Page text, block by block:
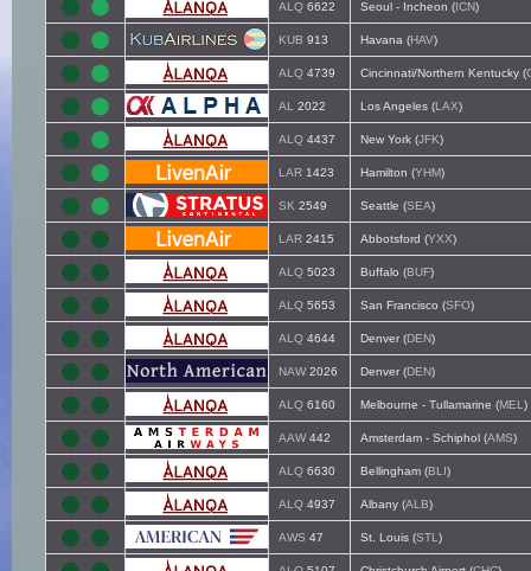
ALQ 6622 Seoul - Incheon (ICN)
KUB 913 Havana (HAV)
ALQ 4739 Cincinnati/Northern Kentucky (
AL 2022 Los Angeles (LAX)
ALQ 4437 New York (JFK)
LAR 1423 Hamilton (YHM)
SK 2549 Seattle (SEA)
LAR 2415 Abbotsford (YXX)
ALQ 5023 Buffalo (BUF)
ALQ 5653 San Francisco (SFO)
ALQ 4644 Denver (DEN)
NAW2026 Denver (DEN)
ALQ 6160 Melbourne - Tullamarine (MEL )
AAW442 Amsterdam - Schiphol (AMS)
ALQ 6630 Bellingham (BLI)
ALQ 4937 Albany (ALB)
AWS 47 St. Louis (STL )